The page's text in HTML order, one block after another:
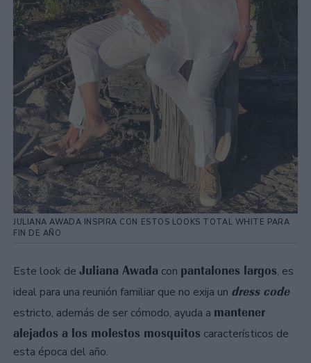
JULIANA AWADA INSPIRA CON ESTOS LOOKS TOTAL WHITE PARA
FIN DE AÑO
Este look de Juliana Awada con pantalones largos, es
ideal para una reunión familiar que no exija un dress code
estricto, además de ser cómodo, ayuda a mantener
alejados a los molestos mosquitos característicos de
esta época del año.